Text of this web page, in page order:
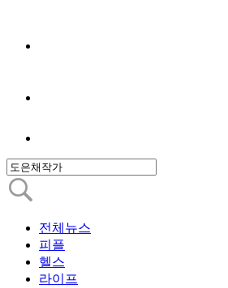
전체뉴스
피플
헬스
라이프